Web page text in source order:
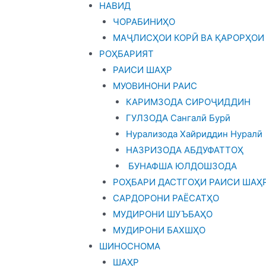
НАВИД
ЧОРАБИНИҲО
МАҶЛИСҲОИ КОРӢ ВА
РОҲБАРИЯТ
РАИСИ ШАҲР
МУОВИНОНИ РАИС
КАРИМЗОДА СИРОҶИДДИН
ГУЛЗОДА Сангалӣ Бурӣ
Нурализода Хайриддин Нуралӣ
НАЗРИЗОДА АБДУФАТТОҲ
БУНАФША ЮЛДОШЗОДА
РОҲБАРИ ДАСТГОҲИ РАИСИ
САРДОРОНИ РАЁСАТҲО
МУДИРОНИ ШУЪБАҲО
МУДИРОНИ БАХШҲО
ШИНОСНОМА
ШАҲР